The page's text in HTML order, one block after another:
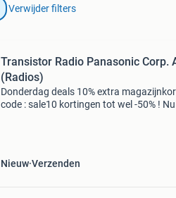
Verwijder filters
Transistor Radio Panasonic Corp.
(Radios)
Donderdag deals 10% extra
code : sale10 kortingen tot wel -50% !
Nieuw Verzenden